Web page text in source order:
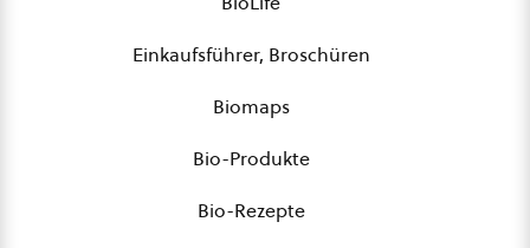
Einkaufsführer, Broschüren
Biomaps
Bio-Produkte
Bio-Rezepte